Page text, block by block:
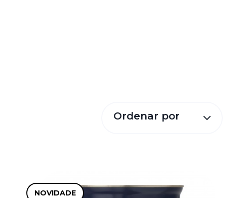
Ordenar por
NOVIDADE